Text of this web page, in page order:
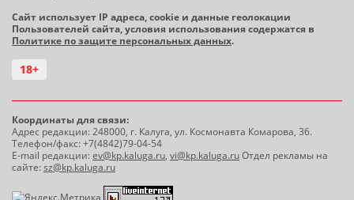
Сайт использует IP адреса, cookie и данные геолокации
Пользователей сайта, условия использования содержатся в
Политике по защите персональных данных.
18+
Координаты для связи:
Адрес редакции: 248000, г. Калуга, ул. Космонавта Комарова, 36.
Телефон/факс: +7(4842)79-04-54
E-mail редакции:ev@kp.kaluga.ru, vi@kp.kaluga.ruОтдел рекламы на
сайте:sz@kp.kaluga.ru